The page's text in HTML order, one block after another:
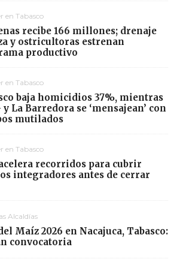
en Tabasco
recibe 166 millones; drenaje
y ostricultoras estrenan
productivo
en Tabasco
baja homicidios 37%, mientras
y La Barredora se ‘mensajean’ con
mutilados
en Tabasco
recorridos para cubrir
integradores antes de cerrar
Alcaldías
Maíz 2026 en Nacajuca, Tabasco:
convocatoria